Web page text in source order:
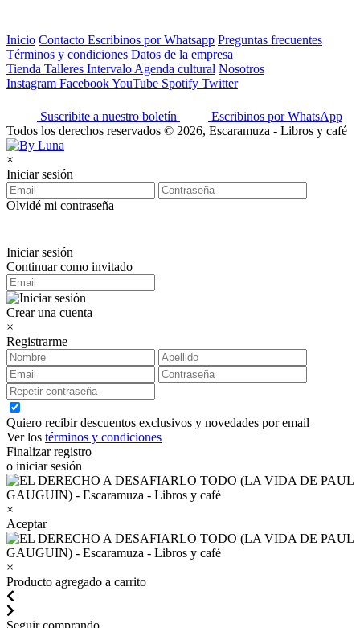
Inicio Contacto Escribinos por Whatsapp Preguntas frecuentes
Términos y condiciones Datos de la empresa
Tienda Talleres Intervalo Agenda cultural Nosotros
Instagram FacebookYouTube Spotify Twitter
Suscribite a nuestro boletín
Escribinos por WhatsApp
Todos los derechos reservados © 2026, Escaramuza - Libros y café
×
Iniciar sesión
Olvidé mi contraseña
Iniciar sesión
Continuar como invitado
Crear una cuenta
×
Registrarme
Quiero recibir descuentos exclusivos y novedades por email
Ver los términos y condiciones
Finalizar registro
o iniciar sesión
×
Aceptar
×
Producto agregado a carrito
Seguir comprando